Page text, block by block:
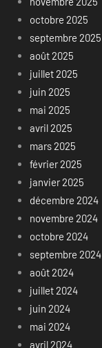
octobre 2025
septembre 2025
août 2025
juillet 2025
juin 2025
mai 2025
avril 2025
mars 2025
février 2025
janvier 2025
décembre 2024
novembre 2024
octobre 2024
septembre 2024
août 2024
juillet 2024
juin 2024
mai 2024
avril 2024